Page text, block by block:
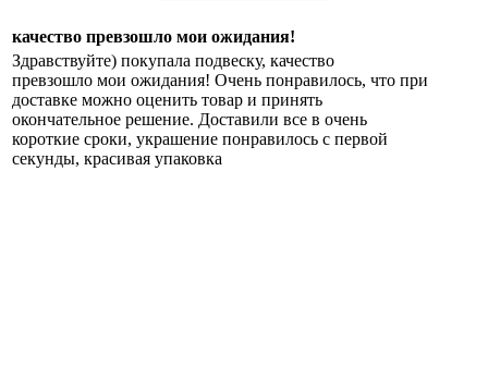
качество превзошло мои ожидания!
Здравствуйте) покупала подвеску, качество
превзошло мои ожидания! Очень понравилось, что при
доставке можно оценить товар и принять
окончательное решение. Доставили все в очень
короткие сроки, украшение понравилось с первой
секунды, красивая упаковка